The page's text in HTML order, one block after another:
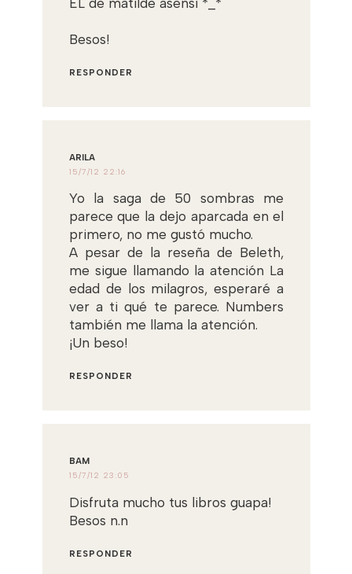
EL de matilde asensi *_*
Besos!
RESPONDER
ARILA
15/7/12 22:16
Yo la saga de 50 sombras me
parece que la dejo aparcada en el
primero, no me gustó mucho.
A pesar de la reseña de Beleth,
me sigue llamando la atención La
edad de los milagros, esperaré a
ver a ti qué te parece. Numbers
también me llama la atención.
¡Un beso!
RESPONDER
BAM
15/7/12 23:05
Disfruta mucho tus libros guapa!
Besos n.n
RESPONDER